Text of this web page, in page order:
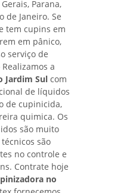
Parana,
de Janeiro. Se
tem cupins em
em pânico,
serviço de
a
Jardim Sulcom
de líquidos
de cupinicida,
quimica. Os
são muito
são
no controle e
Contrate hoje
no